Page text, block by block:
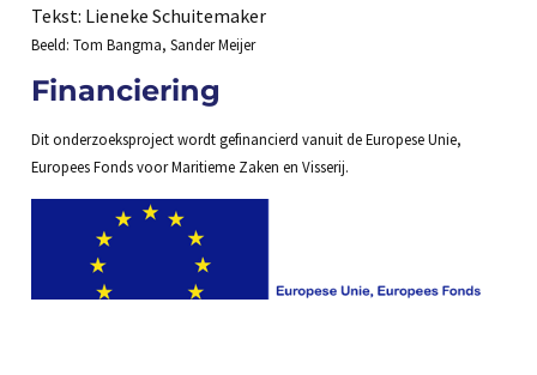
Tekst: Lieneke Schuitemaker
Beeld: Tom Bangma, Sander Meijer
Financiering
Dit onderzoeksproject wordt gefinancierd vanuit de Europese Unie,
Europees Fonds voor Maritieme Zaken en Visserij.